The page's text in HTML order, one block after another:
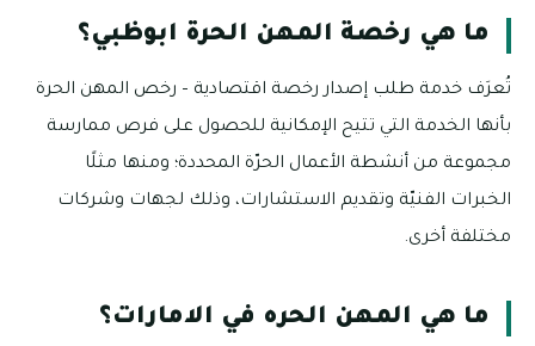
ما هي رخصة المهن الحرة ابوظبي؟
تُعرَف خدمة طلب إصدار رخصة اقتصادية – رخص المهن الحرة
بأنها الخدمة التي تتيح الإمكانية للحصول على فرص ممارسة
مجموعة من أنشطة الأعمال الحرّة المحددة؛ ومنها مثلًا
الخبرات الفنيّة وتقديم الاستشارات، وذلك لجهات وشركات
مختلفة أخرى.
ما هي المهن الحره في الامارات؟